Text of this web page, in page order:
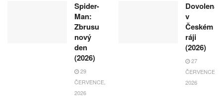
Spider-
Man:
Zbrusu
nový
den
(2026)
29
ČERVENCE,
2026
Dovolená
v
Českém
ráji
(2026)
27
ČERVENCE,
2026